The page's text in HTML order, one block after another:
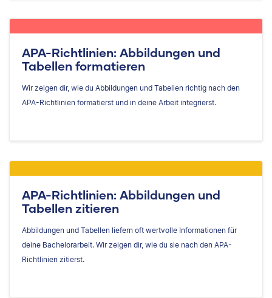
APA-Richtlinien: Abbildungen und
Tabellen formatieren
Wir zeigen dir, wie du Abbildungen und Tabellen richtig nach den
APA-Richtlinien formatierst und in deine Arbeit integrierst.
APA-Richtlinien: Abbildungen und
Tabellen zitieren
Abbildungen und Tabellen liefern oft wertvolle Informationen für
deine Bachelorarbeit. Wir zeigen dir, wie du sie nach den APA-
Richtlinien zitierst.